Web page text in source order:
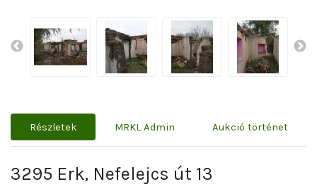
Részletek MRKL Admin Aukció történet
3295 Erk, Nefelejcs út 13